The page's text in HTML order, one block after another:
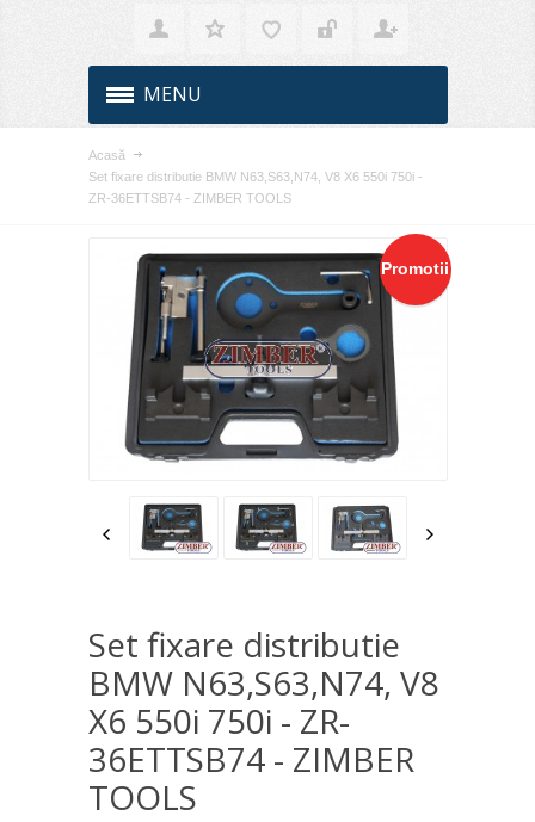
MENU
Acasă
Set fixare distributie BMW N63,S63,N74, V8 X6 550i 750i -
ZR-36ETTSB74 - ZIMBER TOOLS
Promotii
Set fixare distributie
BMW N63,S63,N74, V8
X6 550i 750i - ZR-
36ETTSB74 - ZIMBER
TOOLS